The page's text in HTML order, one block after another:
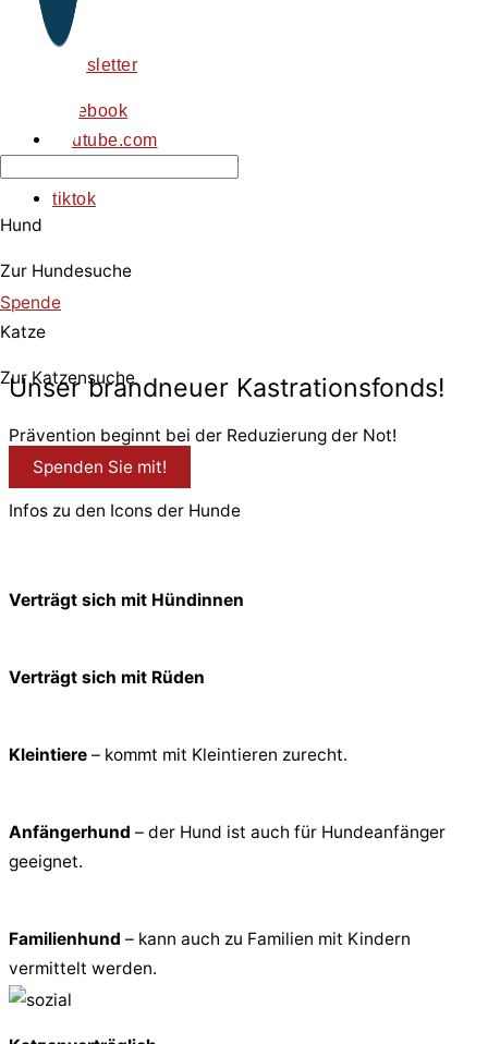
Hund
Zur Hundesuche
Spende
Katze
Zur Katzensuche
newsletter
facebook
youtube.com
tiktok
Unser brandneuer Kastrationsfonds!
Prävention beginnt bei der Reduzierung der Not!
Spenden Sie mit!
Infos zu den Icons der Hunde
Verträgt sich mit Hündinnen
Verträgt sich mit Rüden
Kleintiere – kommt mit Kleintieren zurecht.
Anfängerhund – der Hund ist auch für Hundeanfänger
geeignet.
Familienhund – kann auch zu Familien mit Kindern
vermittelt werden.